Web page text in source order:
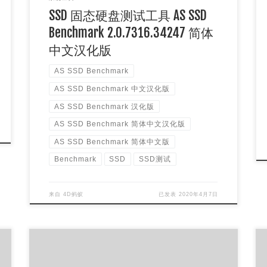
SSD 固态硬盘测试工具 AS SSD
Benchmark 2.0.7316.34247 简体
中文汉化版
AS SSD Benchmark
AS SSD Benchmark 中文汉化版
AS SSD Benchmark 汉化版
AS SSD Benchmark 简体中文汉化版
AS SSD Benchmark 简体中文版
Benchmark SSD SSD测试
来自4D蚂蚁 已发表 2020年4月7日